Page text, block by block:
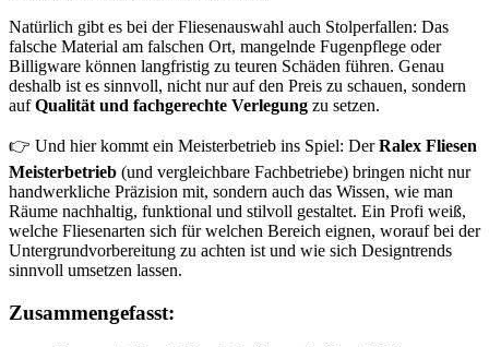
Natürlich gibt es bei der Fliesenauswahl auch Stolperfallen: Das
falsche Material am falschen Ort, mangelnde Fugenpflege oder
Billigware können langfristig zu teuren Schäden führen. Genau
deshalb ist es sinnvoll, nicht nur auf den Preis zu schauen, sondern
aufQualität und fachgerechte Verlegung zu setzen.
👉 Und hier kommt ein Meisterbetrieb ins Spiel: DerRalex Fliesen
Meisterbetrieb (und vergleichbare Fachbetriebe) bringen nicht nur
handwerkliche Präzision mit, sondern auch das Wissen, wie man
Räume nachhaltig, funktional und stilvoll gestaltet. Ein Profi weiß,
welche Fliesenarten sich für welchen Bereich eignen, worauf bei der
Untergrundvorbereitung zu achten ist und wie sich Designtrends
sinnvoll umsetzen lassen.
Zusammengefasst: